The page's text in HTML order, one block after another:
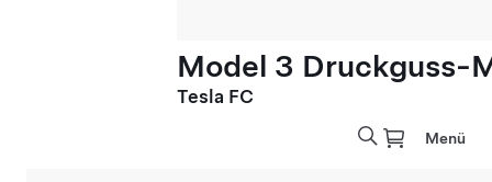
Model 3 Druckguss-
Tesla FC
Menü